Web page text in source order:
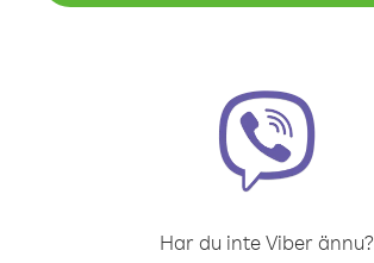
Har du inte Viber ännu?